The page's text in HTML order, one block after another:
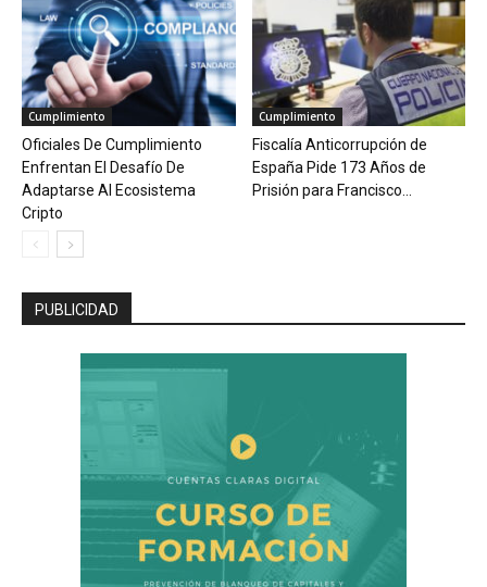
Cumplimiento
Oficiales De Cumplimiento
Enfrentan El Desafío De
Adaptarse Al Ecosistema
Cripto
Cumplimiento
Fiscalía Anticorrupción de
España Pide 173 Años de
Prisión para Francisco...
PUBLICIDAD